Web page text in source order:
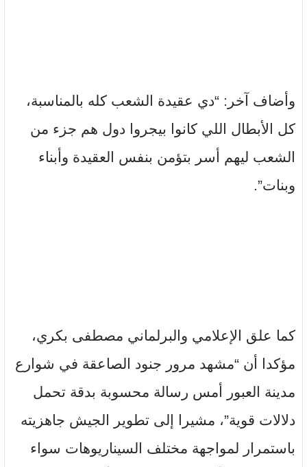
وأضاف آخر: “دي عقيدة الشعب كله بالمناسبة،
كل الأبطال اللي كانوا بيجروا دول هم جزء من
الشعب ليهم أسر بتؤمن بنفس العقيدة وأبناء
وبنات”.
كما علق الإعلامي والبرلماني مصطفى بكري،
مؤكدا أن “مشهد مرور جنود الصاعقة في شوارع
مدينة العبور أمس رسالة محسوبة بدقة تحمل
دلالات قوية”، مشيرا إلى تطوير الجيش جاهزيته
باستمرار لمواجهة مختلف السيناريوهات سواء